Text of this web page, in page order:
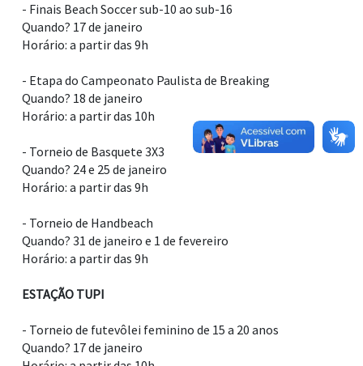
- Finais Beach Soccer sub-10 ao sub-16
Quando? 17 de janeiro
Horário: a partir das 9h
- Etapa do Campeonato Paulista de Breaking
Quando? 18 de janeiro
Horário: a partir das 10h
- Torneio de Basquete 3X3
Quando? 24 e 25 de janeiro
Horário: a partir das 9h
- Torneio de Handbeach
Quando? 31 de janeiro e 1 de fevereiro
Horário: a partir das 9h
ESTAÇÃO TUPI
- Torneio de futevôlei feminino de 15 a 20 anos
Quando? 17 de janeiro